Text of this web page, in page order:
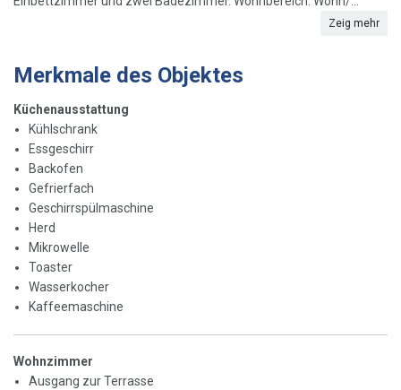
Zeig mehr
Merkmale des Objektes
Küchenausstattung
Kühlschrank
Essgeschirr
Backofen
Gefrierfach
Geschirrspülmaschine
Herd
Mikrowelle
Toaster
Wasserkocher
Kaffeemaschine
Wohnzimmer
Ausgang zur Terrasse